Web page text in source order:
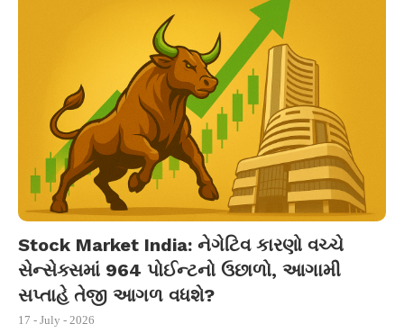
Stock Market India: નેગેટિવ કારણો વચ્ચે
સેન્સેક્સમાં 964 પોઈન્ટનો ઉછાળો, આગામી
સપ્તાહે તેજી આગળ વધશે?
17 - July - 2026